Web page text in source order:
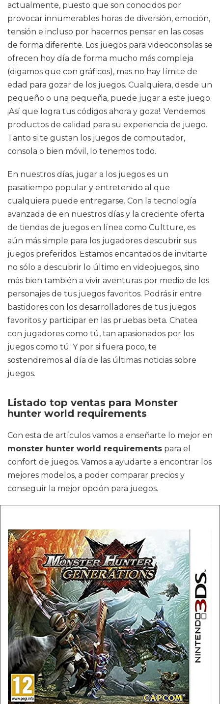
actualmente, puesto que son conocidos por
provocar innumerables horas de diversión, emoción,
tensión e incluso por hacernos pensar en las cosas
de forma diferente. Los juegos para videoconsolas se
ofrecen hoy día de forma mucho más compleja
(digamos que con gráficos), mas no hay límite de
edad para gozar de los juegos. Cualquiera, desde un
pequeño o una pequeña, puede jugar a este juego.
¡Así que logra tus códigos ahora y goza!. Vendemos
productos de calidad para su experiencia de juego.
Tanto si te gustan los juegos de computador,
consola o bien móvil, lo tenemos todo.
En nuestros días, jugar a los juegos es un
pasatiempo popular y entretenido al que
cualquiera puede entregarse. Con la tecnología
avanzada de en nuestros días y la creciente oferta
de tiendas de juegos en línea como Cultture, es
aún más simple para los jugadores descubrir sus
juegos preferidos. Estamos encantados de invitarte
no sólo a descubrir lo último en videojuegos, sino
más bien también a vivir aventuras por medio de los
personajes de tus juegos favoritos. Podrás ir entre
bastidores con los desarrolladores de tus juegos
favoritos y participar en las pruebas beta. Chatea
con jugadores como tú, tan apasionados por los
juegos como tú. Y por si fuera poco, te
sostendremos al día de las últimas noticias sobre
juegos.
Listado top ventas para Monster
hunter world requirements
Con esta de artículos vamos a enseñarte lo mejor en
monster hunter world requirements para el
confort de juegos. Vamos a ayudarte a encontrar los
mejores modelos, a poder comparar precios y
conseguir la mejor opción para juegos.